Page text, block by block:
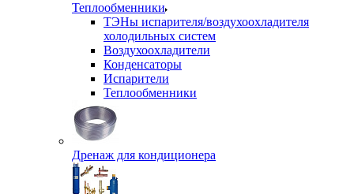
Теплообменники
ТЭНы испарителя/воздухоохладителя
холодильных систем
Воздухоохладители
Конденсаторы
Испарители
Теплообменники
Дренаж для кондиционера